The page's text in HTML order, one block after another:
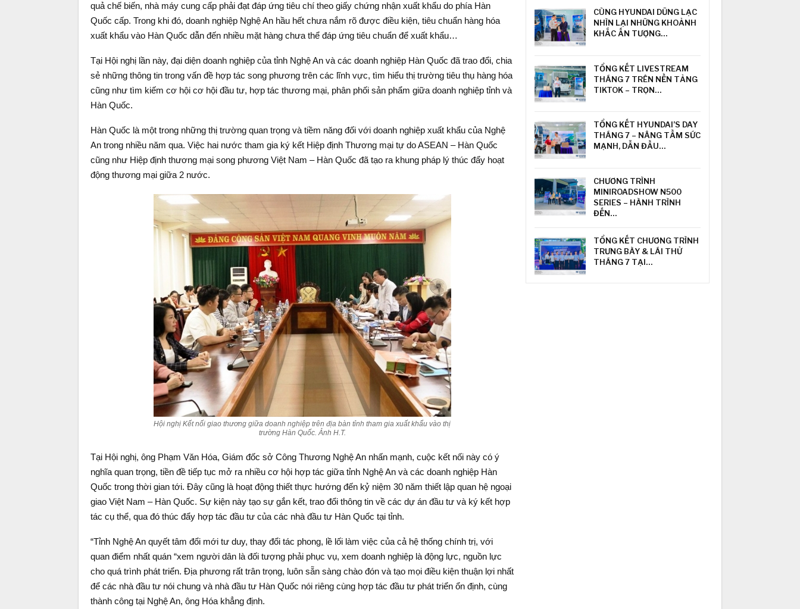
quả chế biến, nhà máy cung cấp phải đạt đáp ứng tiêu chí theo giấy chứng nhận xuất khẩu do phía Hàn
Quốc cấp. Trong khi đó, doanh nghiệp Nghệ An hầu hết chưa nắm rõ được điều kiện, tiêu chuẩn hàng hóa
xuất khẩu vào Hàn Quốc dẫn đến nhiều mặt hàng chưa thể đáp ứng tiêu chuẩn để xuất khẩu…
Tại Hội nghị lần này, đại diện doanh nghiệp của tỉnh Nghệ An và các doanh nghiệp Hàn Quốc đã trao đổi, chia
sẻ những thông tin trong vấn đề hợp tác song phương trên các lĩnh vực, tìm hiểu thị trường tiêu thụ hàng hóa
cũng như tìm kiếm cơ hội cơ hội đầu tư, hợp tác thương mại, phân phối sản phẩm giữa doanh nghiệp tỉnh và
Hàn Quốc.
Hàn Quốc là một trong những thị trường quan trọng và tiềm năng đối với doanh nghiệp xuất khẩu của Nghệ
An trong nhiều năm qua. Việc hai nước tham gia ký kết Hiệp định Thương mại tự do ASEAN – Hàn Quốc
cũng như Hiệp định thương mại song phương Việt Nam – Hàn Quốc đã tạo ra khung pháp lý thúc đẩy hoạt
động thương mại giữa 2 nước.
Hội nghị Kết nối giao thương giữa doanh nghiệp trên địa bàn tỉnh tham gia xuất khẩu vào thị
trường Hàn Quốc. Ảnh H.T.
Tại Hội nghị, ông Phạm Văn Hóa, Giám đốc sở Công Thương Nghệ An nhấn mạnh, cuộc kết nối này có ý
nghĩa quan trọng, tiền đề tiếp tục mở ra nhiều cơ hội hợp tác giữa tỉnh Nghệ An và các doanh nghiệp Hàn
Quốc trong thời gian tới. Đây cũng là hoạt động thiết thực hướng đến kỷ niệm 30 năm thiết lập quan hệ ngoại
giao Việt Nam – Hàn Quốc. Sự kiện này tạo sự gắn kết, trao đổi thông tin về các dự án đầu tư và ký kết hợp
tác cụ thể, qua đó thúc đẩy hợp tác đầu tư của các nhà đầu tư Hàn Quốc tại tỉnh.
“Tỉnh Nghệ An quyết tâm đổi mới tư duy, thay đổi tác phong, lề lối làm việc của cả hệ thống chính trị, với
quan điểm nhất quán “xem người dân là đối tượng phải phục vụ, xem doanh nghiệp là động lực, nguồn lực
cho quá trình phát triển. Địa phương rất trân trọng, luôn sẵn sàng chào đón và tạo mọi điều kiện thuận lợi nhất
để các nhà đầu tư nói chung và nhà đầu tư Hàn Quốc nói riêng cùng hợp tác đầu tư phát triển ổn định, cùng
thành công tại Nghệ An, ông Hóa khẳng định.
CÙNG HYUNDAI DŨNG LẠC
NHÌN LẠI NHỮNG KHOẢNH
KHẮC ẤN TƯỢNG…
TỔNG KẾT LIVESTREAM
THÁNG 7 TRÊN NỀN TẢNG
TIKTOK – TRỌN…
TỔNG KẾT HYUNDAI’S DAY
THÁNG 7 – NÂNG TẦM SỨC
MẠNH, DẪN ĐẦU…
CHƯƠNG TRÌNH
MINIROADSHOW N500
SERIES – HÀNH TRÌNH
ĐẾN…
TỔNG KẾT CHƯƠNG TRÌNH
TRƯNG BÀY & LÁI THỬ
THÁNG 7 TẠI…